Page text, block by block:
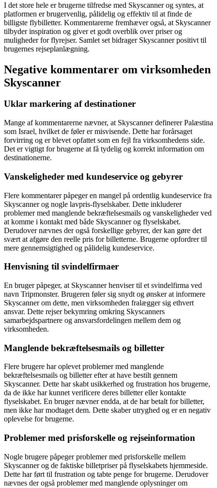
I det store hele er brugerne tilfredse med Skyscanner og syntes, at
platformen er brugervenlig, pålidelig og effektiv til at finde de
billigste flybilletter. Kommentarerne fremhæver også, at Skyscanner
tilbyder inspiration og giver et godt overblik over priser og
muligheder for flyrejser. Samlet set bidrager Skyscanner positivt til
brugernes rejseplanlægning.
Negative kommentarer om virksomheden
Skyscanner
Uklar markering af destinationer
Mange af kommentarerne nævner, at Skyscanner definerer Palæstina
som Israel, hvilket de føler er misvisende. Dette har forårsaget
forvirring og er blevet opfattet som en fejl fra virksomhedens side.
Det er vigtigt for brugerne at få tydelig og korrekt information om
destinationerne.
Vanskeligheder med kundeservice og gebyrer
Flere kommentarer påpeger en mangel på ordentlig kundeservice fra
Skyscanner og nogle lavpris-flyselskaber. Dette inkluderer
problemer med manglende bekræftelsesmails og vanskeligheder ved
at komme i kontakt med både Skyscanner og flyselskabet.
Derudover nævnes der også forskellige gebyrer, der kan gøre det
svært at afgøre den reelle pris for billetterne. Brugerne opfordrer til
mere gennemsigtighed og pålidelig kundeservice.
Henvisning til svindelfirmaer
En bruger påpeger, at Skyscanner henviser til et svindelfirma ved
navn Tripmonster. Brugeren føler sig snydt og ønsker at informere
Skyscanner om dette, men virksomheden fralægger sig ethvert
ansvar. Dette rejser bekymring omkring Skyscanners
samarbejdspartnere og ansvarsfordelingen mellem dem og
virksomheden.
Manglende bekræftelsesmails og billetter
Flere brugere har oplevet problemer med manglende
bekræftelsesmails og billetter efter at have bestilt gennem
Skyscanner. Dette har skabt usikkerhed og frustration hos brugerne,
da de ikke har kunnet verificere deres billetter eller kontakte
flyselskabet. En bruger nævner endda, at de har betalt for billetter,
men ikke har modtaget dem. Dette skaber utryghed og er en negativ
oplevelse for brugerne.
Problemer med prisforskelle og rejseinformation
Nogle brugere påpeger problemer med prisforskelle mellem
Skyscanner og de faktiske billetpriser på flyselskabets hjemmeside.
Dette har ført til frustration og tabte penge for brugerne. Derudover
nævnes der også problemer med manglende oplysninger om